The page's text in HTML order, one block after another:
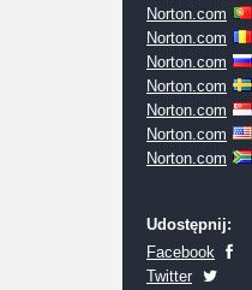
Norton.com
Norton.com
Norton.com
Norton.com
Norton.com
Norton.com
Norton.com
Udostępnij:
Facebook
Twitter